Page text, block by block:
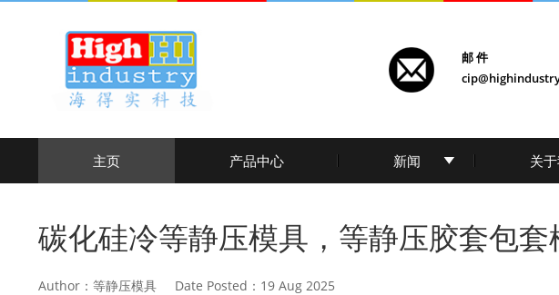
邮 件
主页 产品中心 新闻 关
碳化硅冷等静压模具，等静压胶套包
Author：等静压模具 Date Posted：19 Aug 2025